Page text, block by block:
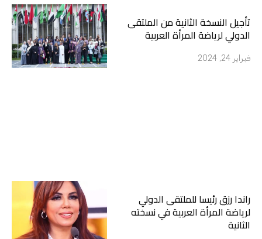
تأجيل النسخة الثانية من الملتقى
الدولي لرياضة المرأة العربية
فبراير 24, 2024
راندا رزق رئيسا للملتقى الدولي
لرياضة المرأة العربية في نسخته
الثانية